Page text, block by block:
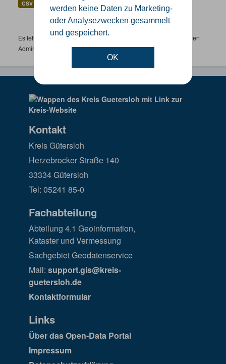
werden keine Daten zu Marketing-
oder Analysezwecken gesammelt
und gespeichert.
OK
CSV GeoJSON SHP
Es fehlen spezifische Datensätze? Wenden Sie sich bitte an einen
Administrator unter:support.gis@kreis-guetersloh.de
Kontakt
Kreis Gütersloh
Herzebrocker Straße 140
33334 Gütersloh
Tel: 05241 85-0
Fachabteilung
Abteilung 4.1 Geoinformation,
Kataster und Vermessung
Sachgebiet Geodatenservice
Mail: support.gis@kreis-
guetersloh.de
Kontaktformular
Links
Über das Open-Data Portal
Impressum